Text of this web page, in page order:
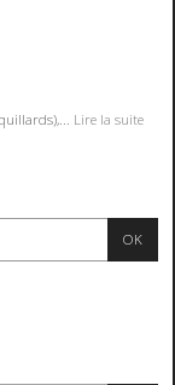
Lire la suite